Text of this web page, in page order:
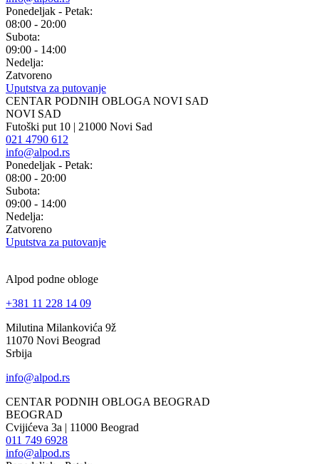
Ponedeljak - Petak:
08:00 - 20:00
Subota:
09:00 - 14:00
Nedelja:
Zatvoreno
Uputstva za putovanje
CENTAR PODNIH OBLOGA NOVI SAD
NOVI SAD
Futoški put 10 | 21000 Novi Sad
021 4790 612
info@alpod.rs
Ponedeljak - Petak:
08:00 - 20:00
Subota:
09:00 - 14:00
Nedelja:
Zatvoreno
Uputstva za putovanje
Alpod podne obloge
+381 11 228 14 09
Milutina Milankovića 9ž
11070 Novi Beograd
Srbija
info@alpod.rs
CENTAR PODNIH OBLOGA BEOGRAD
BEOGRAD
Cvijićeva 3a | 11000 Beograd
011 749 6928
info@alpod.rs